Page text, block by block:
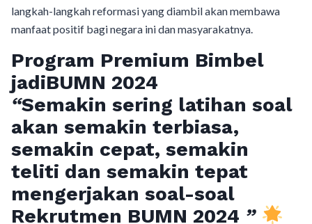
langkah-langkah reformasi yang diambil akan membawa
manfaat positif bagi negara ini dan masyarakatnya.
Program Premium Bimbel
jadiBUMN 2024
“Semakin sering latihan soal
akan semakin terbiasa,
semakin cepat, semakin
teliti dan semakin tepat
mengerjakan soal-soal
Rekrutmen BUMN 2024 ”